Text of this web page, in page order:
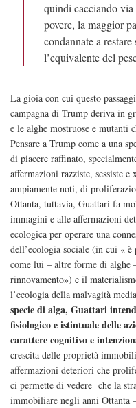
quindi cacciando
povere, la maggior
condannate a
l’equivalente del
La gioia con cui questo
campagna di Trump deriva in
e le alghe mostruose e mutanti
Pensare a Trump come a una
di piacere raffinato,
affermazioni razziste, sessiste
ampiamente noti, di
Ottanta, tuttavia, Guattari fa
immagini e alle affermazioni
ecologica per operare una
dell’ecologia sociale (in cui « è
come lui – altre forme di
rinnovamento») e il
l’ecologia della malvagità
specie di alga, Guattari
fisiologico e istintuale delle
carattere cognitivo e
crescita delle proprietà
affermazioni deteriori che
ci permette di vedere che la
immobiliare negli anni Ottanta